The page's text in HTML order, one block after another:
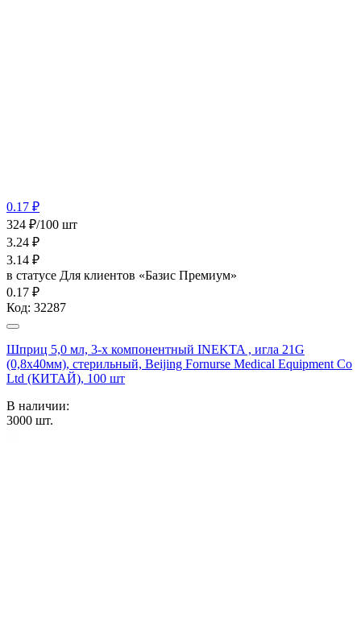
0.17 ₽
324 ₽/100 шт
3.24 ₽
3.14 ₽
в статусе Для клиентов «Базис Премиум»
0.17 ₽
Код: 32287
Шприц 5,0 мл, 3-х компонентный INEKTA , игла 21G
(0,8х40мм), стерильный, Beijing Fornurse Medical Equipment Co
Ltd (КИТАЙ), 100 шт
В наличии:
3000 шт.